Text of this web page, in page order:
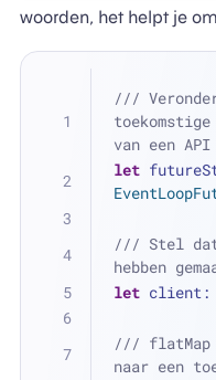
woorden, het helpt je
///
van een API
let
/// Stel dat
hebben
let
/// flatMap
naar een